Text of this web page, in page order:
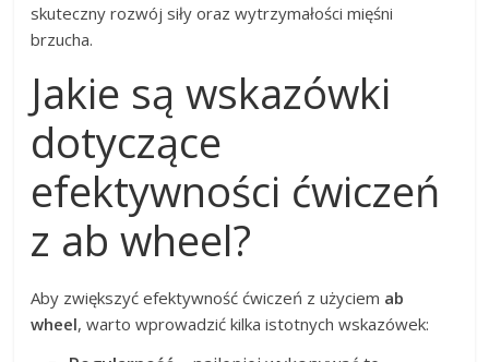
skuteczny rozwój siły oraz wytrzymałości mięśni
brzucha.
Jakie są wskazówki
dotyczące
efektywności ćwiczeń
z ab wheel?
Aby zwiększyć efektywność ćwiczeń z użyciem ab
wheel, warto wprowadzić kilka istotnych wskazówek: